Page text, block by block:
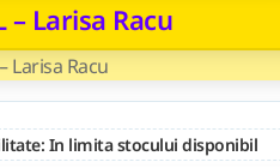
Larisa Racu
Larisa Racu
In limita stocului disponibil